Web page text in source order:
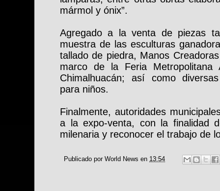
mármol y ónix”.
Agregado a la venta de piezas
muestra de las esculturas
tallado de piedra, Manos
marco de la Feria Metropolitana
Chimalhuacán; así como
para niños.
Finalmente, autoridades
a la expo-venta, con la finalidad
milenaria y reconocer el trabajo de
Publicado por World News en 13:54